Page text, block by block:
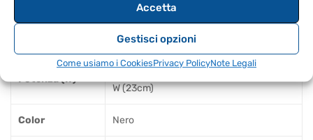
Accetta
Gestisci opzioni
Come usiamo i CookiesPrivacy PolicyNote Legali
Banda
Potenza (W)
0.5-100 W (2m), 0.5-75 W (70cm), 0.1-10
W (23cm)
Color Nero